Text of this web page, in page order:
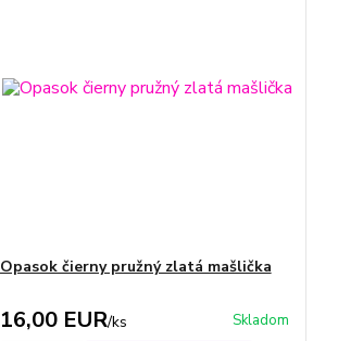
Opasok čierny pružný zlatá mašlička
16,00 EUR/ks Skladom